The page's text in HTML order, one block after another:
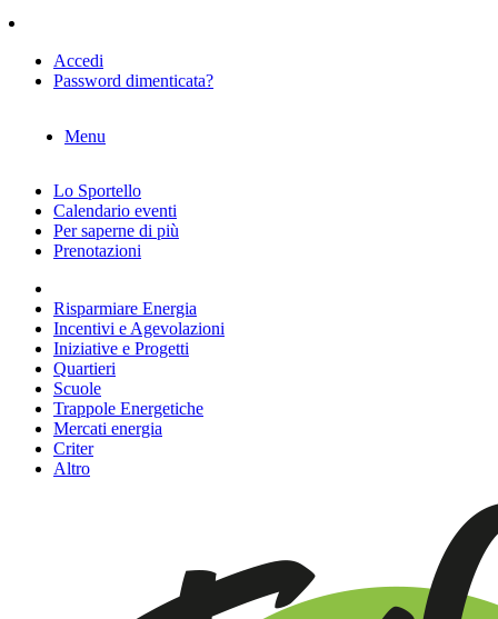
Accedi
Password dimenticata?
Menu
Lo Sportello
Calendario eventi
Per saperne di più
Prenotazioni
Risparmiare Energia
Incentivi e Agevolazioni
Iniziative e Progetti
Quartieri
Scuole
Trappole Energetiche
Mercati energia
Criter
Altro